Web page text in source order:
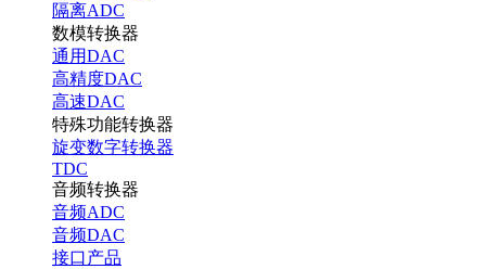
隔离ADC
数模转换器
通用DAC
高精度DAC
高速DAC
特殊功能转换器
旋变数字转换器
TDC
音频转换器
音频ADC
音频DAC
接口产品